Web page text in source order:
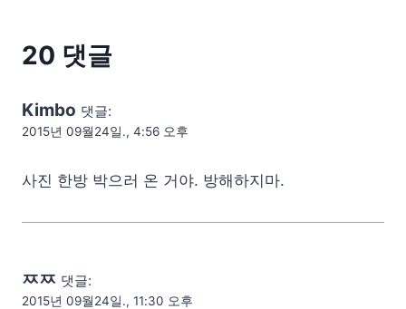
20 댓글
Kimbo 댓글:
2015년 09월24일., 4:56 오후
사진 한방 박으러 온 거야. 방해하지마.
ㅉㅉ 댓글:
2015년 09월24일., 11:30 오후